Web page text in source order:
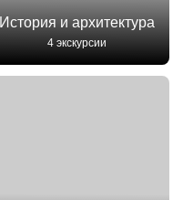
История и архитектура
4 экскурсии